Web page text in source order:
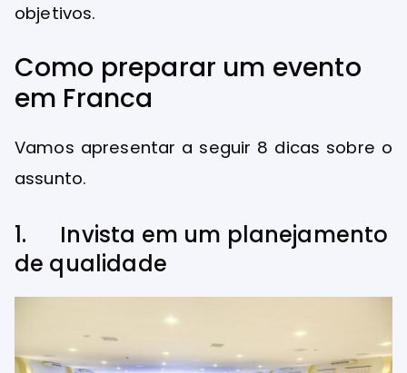
objetivos.
Como preparar um evento
em Franca
Vamos apresentar a seguir 8 dicas sobre o
assunto.
1. Invista em um planejamento
de qualidade